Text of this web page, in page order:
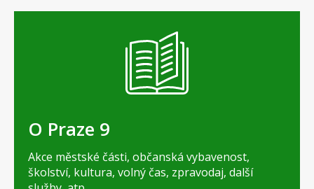
O Praze 9
Akce městské části, občanská vybavenost,
školství, kultura, volný čas, zpravodaj, další